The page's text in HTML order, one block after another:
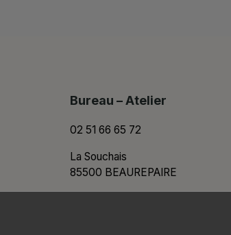
Bureau – Atelier
02 51 66 65 72
La Souchais
85500 BEAUREPAIRE